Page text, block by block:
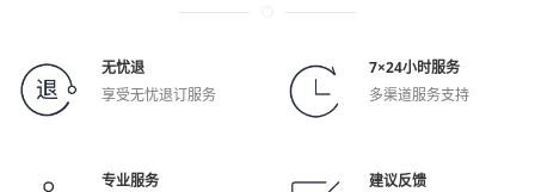
无忧退
享受无忧退订服务
7×24小时服务
多渠道服务支持
专业服务
建议反馈